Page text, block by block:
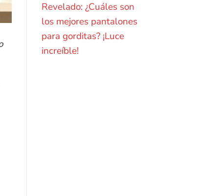
Revelado: ¿Cuáles son
los mejores pantalones
para gorditas? ¡Luce
increíble!